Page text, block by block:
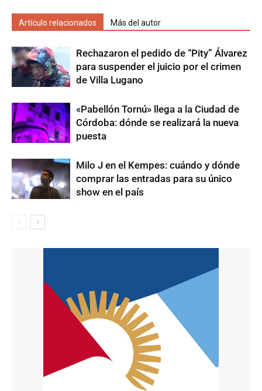
Artículo relacionados Más del autor
Rechazaron el pedido de “Pity” Álvarez
para suspender el juicio por el crimen
de Villa Lugano
«Pabellón Tornú» llega a la Ciudad de
Córdoba: dónde se realizará la nueva
puesta
Milo J en el Kempes: cuándo y dónde
comprar las entradas para su único
show en el país